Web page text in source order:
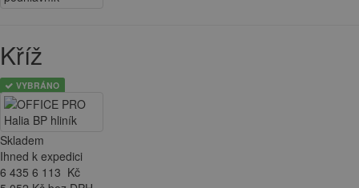
Kříž
VYBRÁNO
Skladem
Ihned k expedici
6 435 6 113 Kč